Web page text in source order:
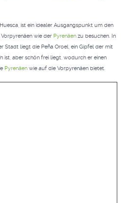
ist ein idealer Ausgangspunkt um den
wie der Pyrenäenzu besuchen. In
Stadt liegt die Peña Oroel, ein Gipfel der mit
ist, aber schön frei liegt, wodurch er einen
Pyrenäenwie auf die Vorpyrenäen bietet.